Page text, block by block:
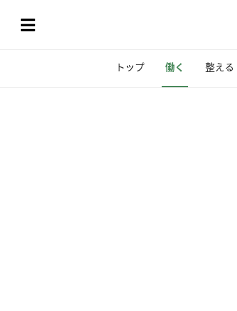
トップ 働く 整える